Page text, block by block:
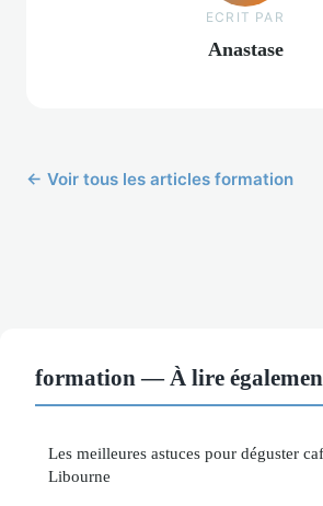
ECRIT PAR
Anastase
← Voir tous les articles formation
formation — À lire
Les meilleures astuces pour déguster
Libourne